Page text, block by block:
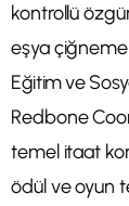
kontrollü
eşya
Eğitim ve
Redbone
temel itaat
ödül ve oyun